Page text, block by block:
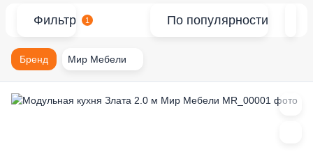
Фильтр 1 По популярности
Бренд Мир Мебели